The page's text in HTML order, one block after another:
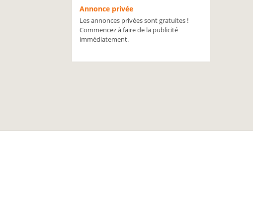
Annonce privée
Les annonces privées sont gratuites !
Commencez à faire de la publicité
immédiatement.